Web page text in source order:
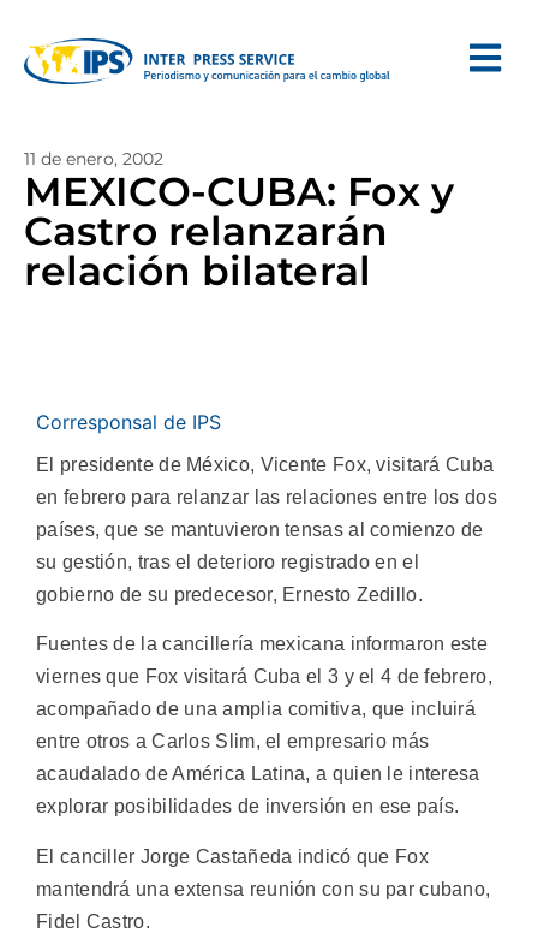
11 de enero, 2002
MEXICO-CUBA: Fox y
Castro relanzarán
relación bilateral
Corresponsal de IPS
El presidente de México, Vicente Fox, visitará Cuba
en febrero para relanzar las relaciones entre los dos
países, que se mantuvieron tensas al comienzo de
su gestión, tras el deterioro registrado en el
gobierno de su predecesor, Ernesto Zedillo.
Fuentes de la cancillería mexicana informaron este
viernes que Fox visitará Cuba el 3 y el 4 de febrero,
acompañado de una amplia comitiva, que incluirá
entre otros a Carlos Slim, el empresario más
acaudalado de América Latina, a quien le interesa
explorar posibilidades de inversión en ese país.
El canciller Jorge Castañeda indicó que Fox
mantendrá una extensa reunión con su par cubano,
Fidel Castro.